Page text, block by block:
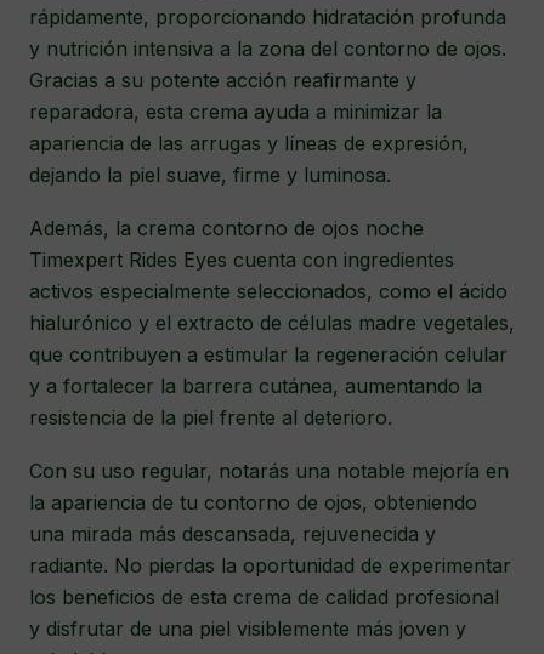
rápidamente, proporcionando hidratación profunda
y nutrición intensiva a la zona del contorno de ojos.
Gracias a su potente acción reafirmante y
reparadora, esta crema ayuda a minimizar la
apariencia de las arrugas y líneas de expresión,
dejando la piel suave, firme y luminosa.
Además, la crema contorno de ojos noche
Timexpert Rides Eyes cuenta con ingredientes
activos especialmente seleccionados, como el ácido
hialurónico y el extracto de células madre vegetales,
que contribuyen a estimular la regeneración celular
y a fortalecer la barrera cutánea, aumentando la
resistencia de la piel frente al deterioro.
Con su uso regular, notarás una notable mejoría en
la apariencia de tu contorno de ojos, obteniendo
una mirada más descansada, rejuvenecida y
radiante. No pierdas la oportunidad de experimentar
los beneficios de esta crema de calidad profesional
y disfrutar de una piel visiblemente más joven y